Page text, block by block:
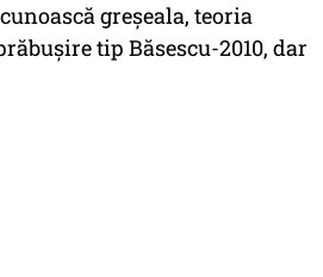
greșeala, teoria
tip Băsescu-2010, dar